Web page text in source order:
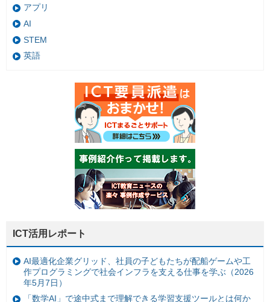
アプリ
AI
STEM
英語
ICT活用レポート
AI最適化企業グリッド、社員の子どもたちが配船ゲームや工
作プログラミングで社会インフラを支える仕事を学ぶ（2026
年5月7日）
「数学AI」で途中式まで理解できる学習支援ツールとは何か